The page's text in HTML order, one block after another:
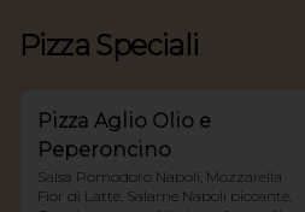
Pizza Speciali
Pizza Aglio Olio e
Peperoncino
Salsa Pomodoro Napoli, Mozzarella
Fior di Latte, Salame Napoli piccante,